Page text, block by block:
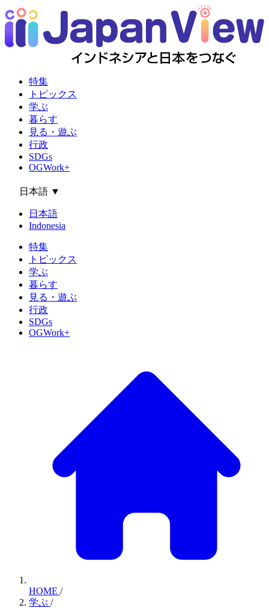
特集
トピックス
学ぶ
暮らす
見る・遊ぶ
行政
SDGs
OGWork+
日本語 ▼
日本語
Indonesia
特集
トピックス
学ぶ
暮らす
見る・遊ぶ
行政
SDGs
OGWork+
HOME /
学ぶ /